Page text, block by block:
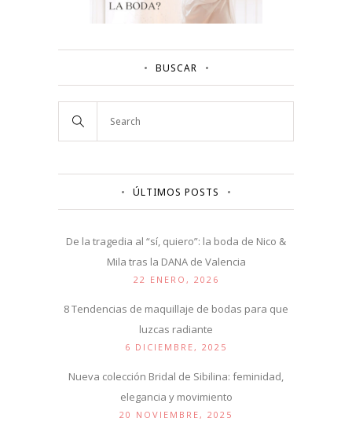
BUSCAR
ÚLTIMOS POSTS
De la tragedia al “sí, quiero”: la boda de Nico &
Mila tras la DANA de Valencia
22 ENERO, 2026
8 Tendencias de maquillaje de bodas para que
luzcas radiante
6 DICIEMBRE, 2025
Nueva colección Bridal de Sibilina: feminidad,
elegancia y movimiento
20 NOVIEMBRE, 2025